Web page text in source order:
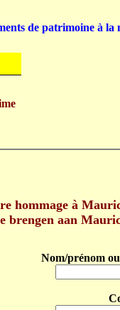
hommage à
brengen aan
Nom/prénom
de patrimoine à la